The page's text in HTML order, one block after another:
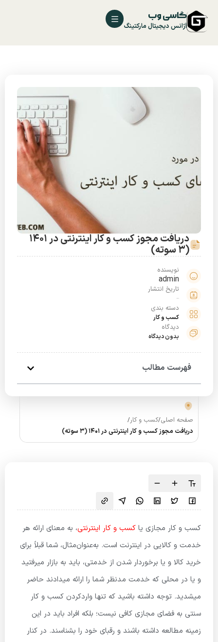
گاسی وب
آژانس دیجیتال مارکتینگ
دریافت مجوز کسب و کار اینترنتی در 1401
(3 سوته)
نویسنده
admin
تاریخ انتشار
دسته بندی
کسب و کار
دیدگاه
بدون دیدگاه
فهرست مطالب
صفحه اصلی/کسب و کار/
دریافت مجوز کسب و کار اینترنتی در 1401 (3 سوته)
کسب و کار مجازی یا کسب و کار اینترنتی، به معنای ارائه هر
خدمت و کالایی در اینترنت است. به‌عنوان‌مثال، شما قبلاً برای
خرید کالا و یا برخوردار شدن از خدمتی، باید به بازار میرفتید
و یا در محلی که خدمت مدنظر شما را ارائه میدادند حاضر
میشدید. توجه داشته باشید که تنها واردکردن کسب و کار
سنتی به فضای مجازی کافی نیست؛ بلکه افراد باید در این
زمینه مطالعه داشته باشند و رقبای خود را بشناسند. در کنار